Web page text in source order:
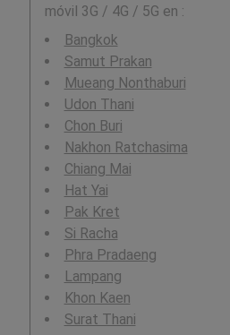
móvil 3G / 4G / 5G en :
Bangkok
Samut Prakan
Mueang Nonthaburi
Udon Thani
Chon Buri
Nakhon Ratchasima
Chiang Mai
Hat Yai
Pak Kret
Si Racha
Phra Pradaeng
Lampang
Khon Kaen
Surat Thani